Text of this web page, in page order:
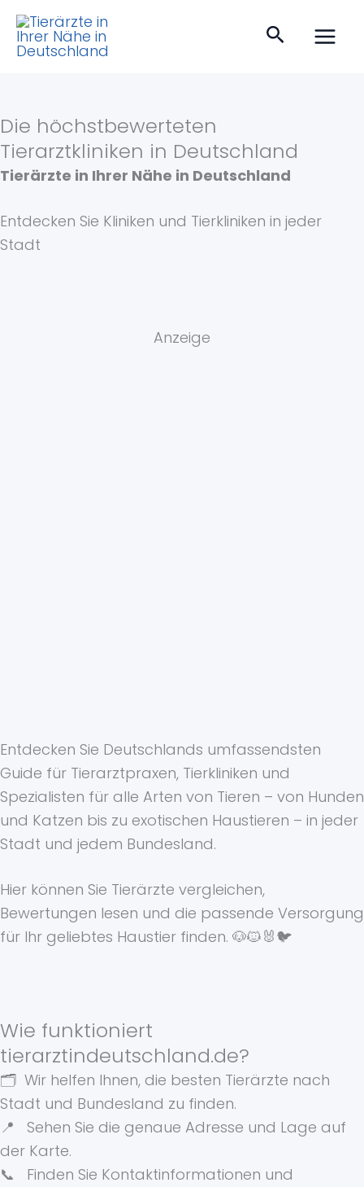
Zum
Inhalt
springen
Suchen
Die höchstbewerteten
Tierarztkliniken in Deutschland
Tierärzte in Ihrer Nähe in Deutschland
Entdecken Sie Kliniken und Tierkliniken in jeder
Stadt
Anzeige
Entdecken Sie Deutschlands umfassendsten
Guide für Tierarztpraxen, Tierkliniken und
Spezialisten für alle Arten von Tieren – von Hunden
und Katzen bis zu exotischen Haustieren – in jeder
Stadt und jedem Bundesland.
Hier können Sie Tierärzte vergleichen,
Bewertungen lesen und die passende Versorgung
für Ihr geliebtes Haustier finden. 🐶🐱🐰🐦
Wie funktioniert
tierarztindeutschland.de?
🗂️ Wir helfen Ihnen, die besten Tierärzte nach
Stadt und Bundesland zu finden.
📍 Sehen Sie die genaue Adresse und Lage auf
der Karte.
📞 Finden Sie Kontaktinformationen und